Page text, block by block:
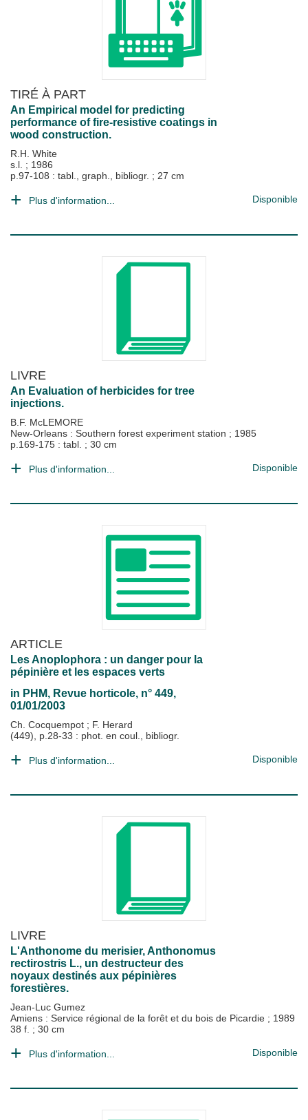
TIRÉ À PART
An Empirical model for predicting
performance of fire-resistive coatings in
wood construction.
R.H. White
s.l. ; 1986
p.97-108 : tabl., graph., bibliogr. ; 27 cm
Plus d'information... Disponible
LIVRE
An Evaluation of herbicides for tree
injections.
B.F. McLEMORE
New-Orleans : Southern forest experiment station ; 1985
p.169-175 : tabl. ; 30 cm
Plus d'information... Disponible
ARTICLE
Les Anoplophora : un danger pour la
pépinière et les espaces verts
in PHM, Revue horticole, n° 449,
01/01/2003
Ch. Cocquempot ; F. Herard
(449), p.28-33 : phot. en coul., bibliogr.
Plus d'information... Disponible
LIVRE
L'Anthonome du merisier, Anthonomus
rectirostris L., un destructeur des
noyaux destinés aux pépinières
forestières.
Jean-Luc Gumez
Amiens : Service régional de la forêt et du bois de Picardie ; 1989
38 f. ; 30 cm
Plus d'information... Disponible